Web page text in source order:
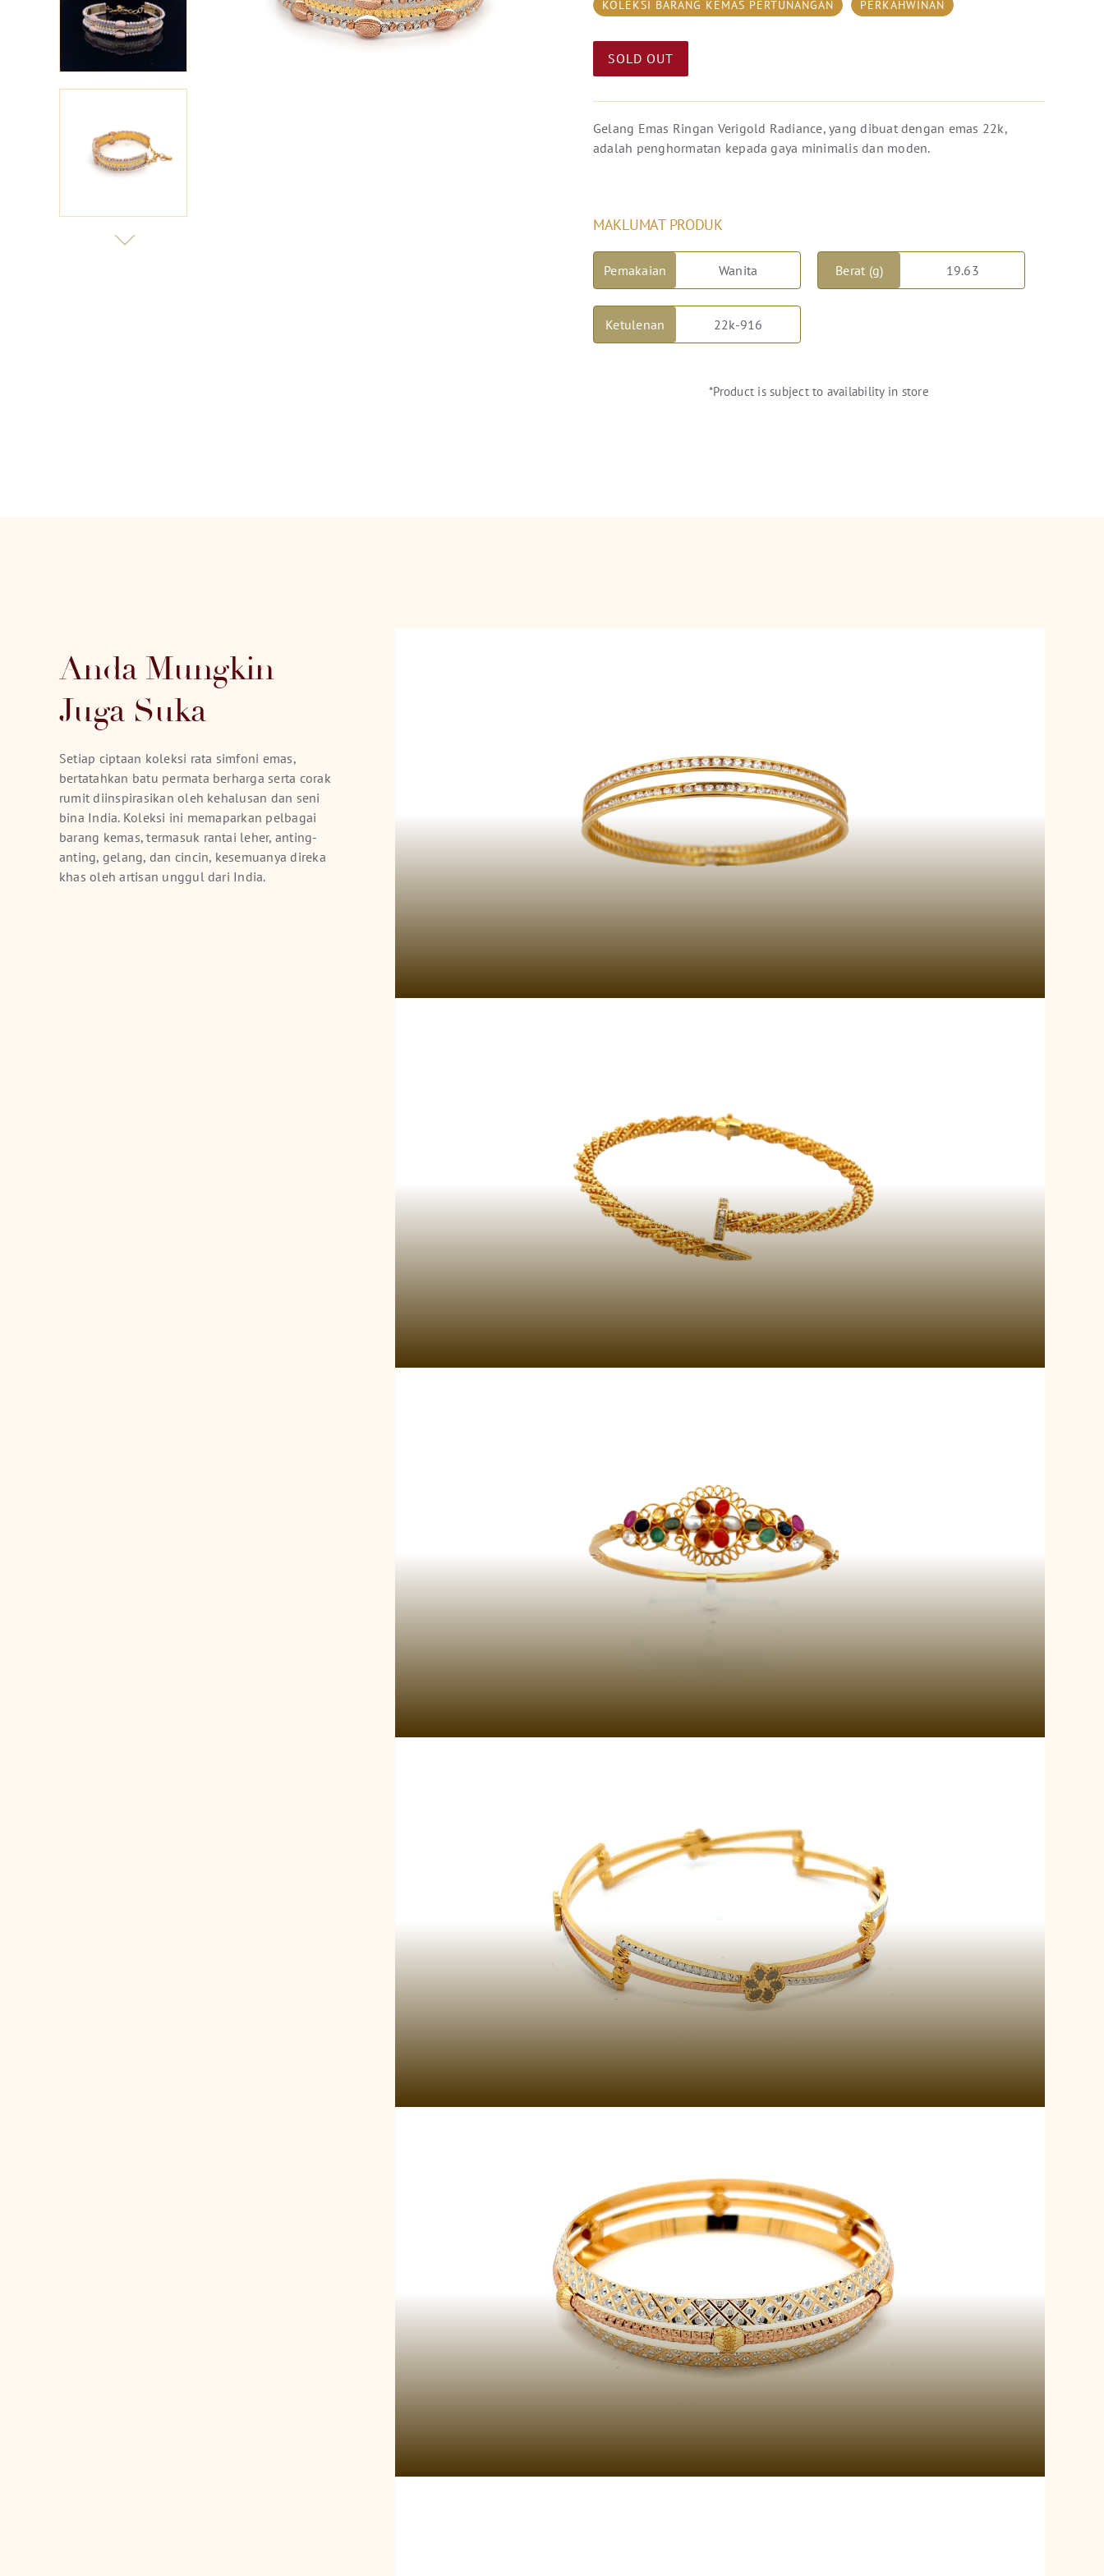
KOLEKSI BARANG KEMAS PERTUNANGAN PERKAHWINAN
SOLD OUT
Gelang Emas Ringan Verigold Radiance, yang dibuat dengan emas 22k,
adalah penghormatan kepada gaya minimalis dan moden.
MAKLUMAT PRODUK
Pemakaian Wanita Berat (g) 19.63
Ketulenan 22k-916
*Product is subject to availability in store
Anda Mungkin
Juga Suka
Setiap ciptaan koleksi rata simfoni emas,
bertatahkan batu permata berharga serta corak
rumit diinspirasikan oleh kehalusan dan seni
bina India. Koleksi ini memaparkan pelbagai
barang kemas, termasuk rantai leher, anting-
anting, gelang, dan cincin, kesemuanya direka
khas oleh artisan unggul dari India.